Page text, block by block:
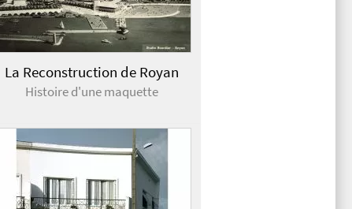
La Reconstruction de Royan
Histoire d'une maquette